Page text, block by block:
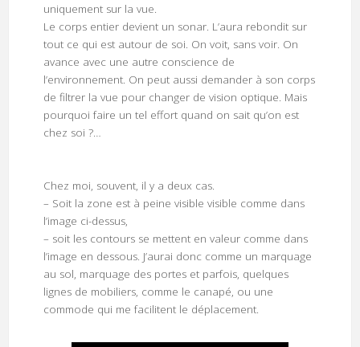
uniquement sur la vue.
Le corps entier devient un sonar. L’aura rebondit sur
tout ce qui est autour de soi. On voit, sans voir. On
avance avec une autre conscience de
l’environnement. On peut aussi demander à son corps
de filtrer la vue pour changer de vision optique. Mais
pourquoi faire un tel effort quand on sait qu’on est
chez soi ?…
Chez moi, souvent, il y a deux cas.
– Soit la zone est à peine visible visible comme dans
l’image ci-dessus,
– soit les contours se mettent en valeur comme dans
l’image en dessous. J’aurai donc comme un marquage
au sol, marquage des portes et parfois, quelques
lignes de mobiliers, comme le canapé, ou une
commode qui me facilitent le déplacement.